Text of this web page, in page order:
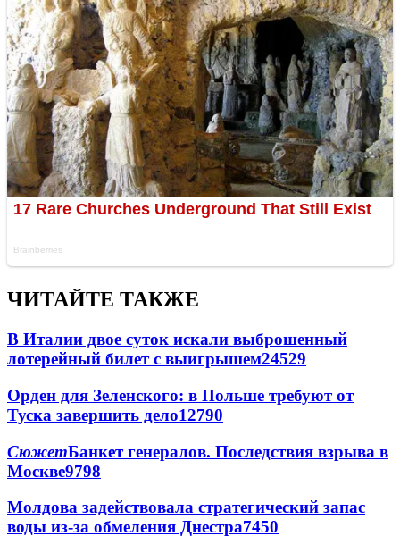
ЧИТАЙТЕ ТАКЖЕ
В Италии двое суток искали выброшенный
лотерейный билет с выигрышем24529
Орден для Зеленского: в Польше требуют от
Туска завершить дело12790
СюжетБанкет генералов. Последствия взрыва в
Москве9798
Молдова задействовала стратегический запас
воды из-за обмеления Днестра7450